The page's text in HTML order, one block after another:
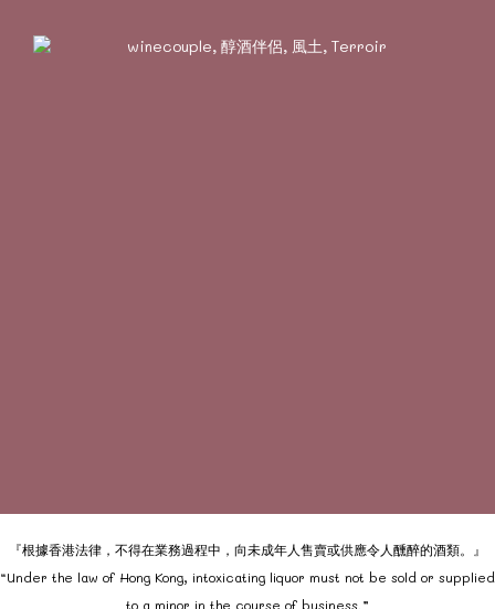
『根據香港法律，不得在業務過程中，向未成年人售賣或供應令人醺醉的酒類。』
“Under the law of Hong Kong, intoxicating liquor must not be sold or supplied
to a minor in the course of business.”